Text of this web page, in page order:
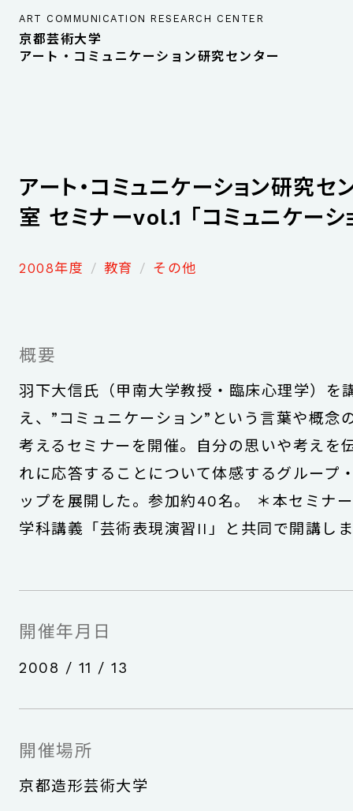
ART COMMUNICATION RESEARCH CENTER
京都芸術大学
アート・コミュニケーション研究センター
アート・コミュニケーション研究セ
室 セミナーvol.1 「コミュニケーシ
2008年度 教育 その他
概要
羽下大信氏（甲南大学教授・臨床心理学）を
え、”コミュニケーション”という言葉や概念
考えるセミナーを開催。自分の思いや考えを
れに応答することについて体感するグループ
ップを展開した。参加約40名。 ＊本セミナ
学科講義「芸術表現演習II」と共同で開講し
開催年月日
2008 / 11 / 13
開催場所
京都造形芸術大学